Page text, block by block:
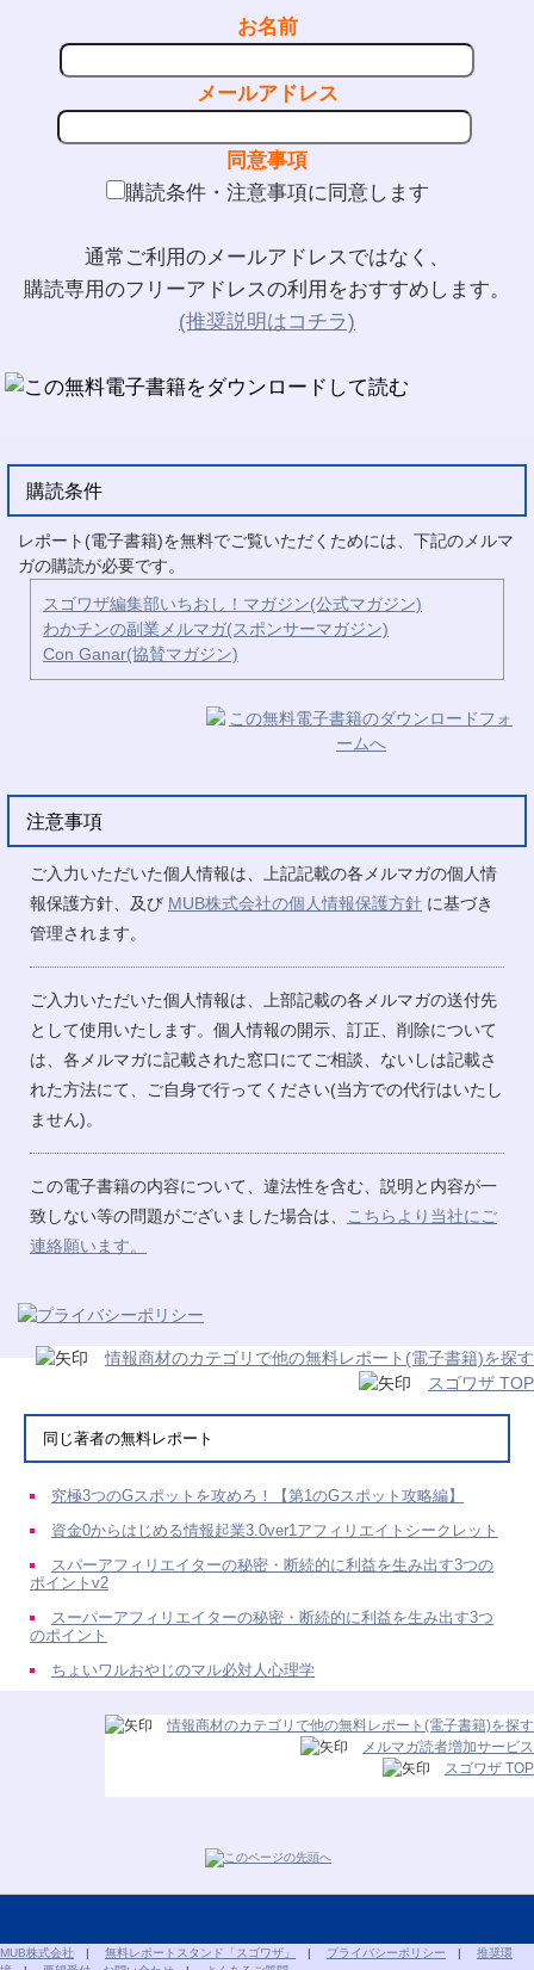
お名前
メールアドレス
同意事項
購読条件・注意事項に同意します
通常ご利用のメールアドレスではなく、
購読専用のフリーアドレスの利用をおすすめします。
(推奨説明はコチラ)
購読条件
レポート(電子書籍)を無料でご覧いただくためには、下記のメルマ
ガの購読が必要です。
スゴワザ編集部いちおし！マガジン(公式マガジン)
わかチンの副業メルマガ(スポンサーマガジン)
Con Ganar(協賛マガジン)
注意事項
ご入力いただいた個人情報は、上記記載の各メルマガの個人情
報保護方針、及び MUB株式会社の個人情報保護方針 に基づき
管理されます。
ご入力いただいた個人情報は、上部記載の各メルマガの送付先
として使用いたします。個人情報の開示、訂正、削除について
は、各メルマガに記載された窓口にてご相談、ないしは記載さ
れた方法にて、ご自身で行ってください(当方での代行はいたし
ません)。
この電子書籍の内容について、違法性を含む、説明と内容が一
致しない等の問題がございました場合は、
こちらより当社にご
連絡願います。
情報商材のカテゴリで他の無料レポート(電子書籍)を探す
スゴワザ TOP
同じ著者の無料レポート
究極3つのGスポットを攻めろ！【第1のGスポット攻略編】
資金0からはじめる情報起業3.0ver1アフィリエイトシークレット
スパーアフィリエイターの秘密・断続的に利益を生み出す3つの
ポイントv2
スーパーアフィリエイターの秘密・断続的に利益を生み出す3つ
のポイント
ちょいワルおやじのマル必対人心理学
情報商材のカテゴリで他の無料レポート(電子書籍)を探す
メルマガ読者増加サービス
スゴワザ TOP
MUB株式会社 | 無料レポートスタンド「スゴワザ」 | プライバシーポリシー | 推奨環